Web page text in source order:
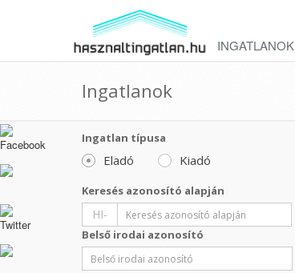
INGATLANOK
Ingatlanok
Ingatlan típusa
Eladó Kiadó
Keresés azonosító alapján
HI-
Belső irodai azonosító